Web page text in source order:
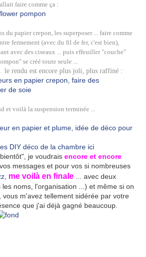
faire comme ça :
du papier crepon, les superposer ... faire comme
fermement (avec du fil de fer, c'est bien),
avec des ciseaux ... puis effeuiller "couche"
se créé toute seule ...
le rendu est encore plus joli, plus raffiné :
et voilà la suspension terminée ...
DIY déco de la chambre ici
je voudrais encore et encore
messages et pour vos si nombreuses
me voilà en finale ... avec deux
noms, l'organisation ...) et même si on
vous m'avez tellement sidérée par votre
que j'ai déjà gagné beaucoup.